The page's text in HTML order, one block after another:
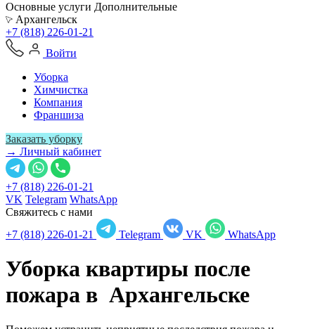
Основные услуги Дополнительные
Архангельск
+7 (818) 226-01-21
Войти
Уборка
Химчистка
Компания
Франшиза
Заказать уборку
→ Личный кабинет
+7 (818) 226-01-21
VK Telegram WhatsApp
Свяжитесь с нами
+7 (818) 226-01-21
Telegram VK WhatsApp
Уборка квартиры после
пожара в Архангельске